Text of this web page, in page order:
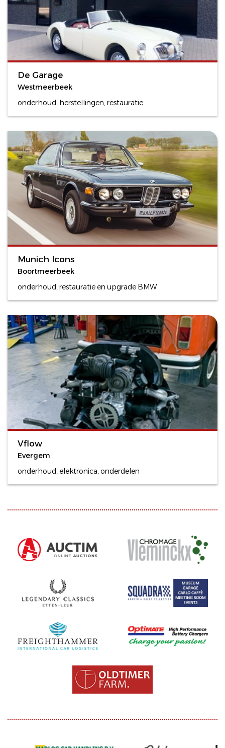
De Garage
Westmeerbeek
onderhoud, herstellingen, restauratie
Munich Icons
Boortmeerbeek
onderhoud, restauratie en upgrade BMW
Vflow
Evergem
onderhoud, elektronica, onderdelen